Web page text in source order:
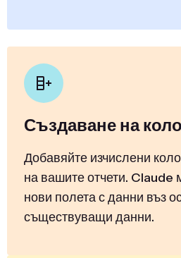
Създаване на
Добавяйте изчислени
на вашите отчети. Claude
нови полета с данни въз
съществуващи данни.